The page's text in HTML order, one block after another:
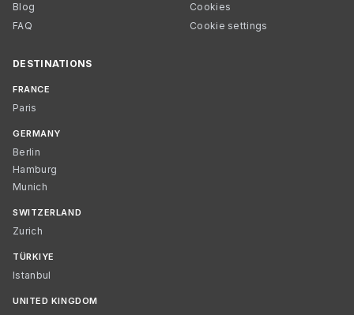
Blog
FAQ
Cookies
Cookie settings
DESTINATIONS
FRANCE
Paris
GERMANY
Berlin
Hamburg
Munich
SWITZERLAND
Zurich
TÜRKIYE
Istanbul
UNITED KINGDOM